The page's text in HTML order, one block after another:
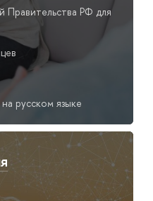
Правительства РФ для
русском языке